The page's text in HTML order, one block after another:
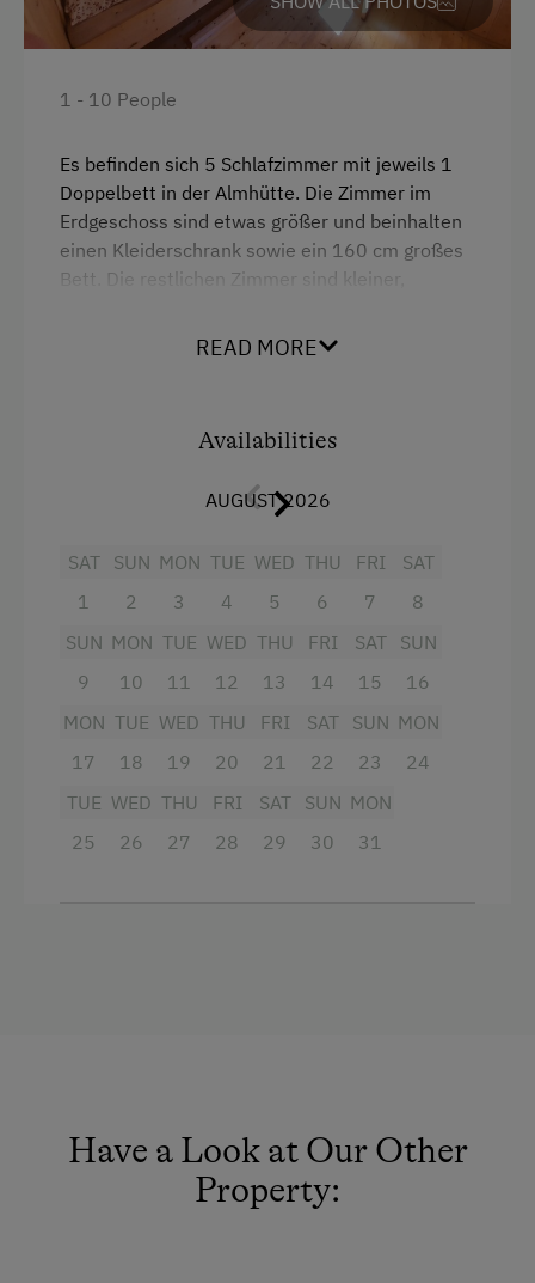
Amenities in the Unit
Guest Kitchen
Timber Deck
Terrace
Mountaineering Tours
Guided Rides
Lawn for Sunbathing
Cycle Routes
1 - 10 People
Es befinden sich 5 Schlafzimmer mit jeweils 1
Doppelbett in der Almhütte. Die Zimmer im
Erdgeschoss sind etwas größer und beinhalten
einen Kleiderschrank sowie ein 160 cm großes
Bett. Die restlichen Zimmer sind kleiner,
Truhe zur Gepäckaufbewahrung.
Double
READ MORE
Availabilities
AUGUST 2026
SAT
1
SUN
2
MON
3
TUE
4
WED
5
THU
6
FRI
7
SAT
8
SUN
9
MON
10
TUE
11
WED
12
THU
13
FRI
14
SAT
15
SUN
16
MON
17
TUE
18
WED
19
THU
20
FRI
21
SAT
22
SUN
23
MON
24
TUE
25
WED
26
THU
27
FRI
28
SAT
29
SUN
30
MON
31
Have a Look at Our Other
Property: